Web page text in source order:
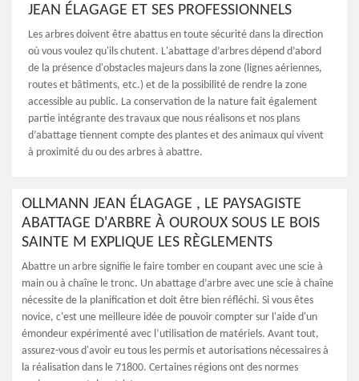
JEAN ÉLAGAGE ET SES PROFESSIONNELS
Les arbres doivent être abattus en toute sécurité dans la direction
où vous voulez qu'ils chutent. L'abattage d’arbres dépend d’abord
de la présence d'obstacles majeurs dans la zone (lignes aériennes,
routes et bâtiments, etc.) et de la possibilité de rendre la zone
accessible au public. La conservation de la nature fait également
partie intégrante des travaux que nous réalisons et nos plans
d’abattage tiennent compte des plantes et des animaux qui vivent
à proximité du ou des arbres à abattre.
OLLMANN JEAN ÉLAGAGE , LE PAYSAGISTE
ABATTAGE D'ARBRE À OUROUX SOUS LE BOIS
SAINTE M EXPLIQUE LES RÈGLEMENTS
Abattre un arbre signifie le faire tomber en coupant avec une scie à
main ou à chaîne le tronc. Un abattage d’arbre avec une scie à chaîne
nécessite de la planification et doit être bien réfléchi. Si vous êtes
novice, c'est une meilleure idée de pouvoir compter sur l'aide d'un
émondeur expérimenté avec l’utilisation de matériels. Avant tout,
assurez-vous d'avoir eu tous les permis et autorisations nécessaires à
la réalisation dans le 71800. Certaines régions ont des normes